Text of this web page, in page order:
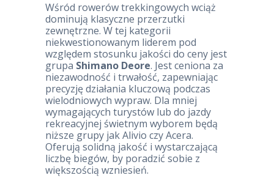
Wśród rowerów trekkingowych wciąż
dominują klasyczne przerzutki
zewnętrzne. W tej kategorii
niekwestionowanym liderem pod
względem stosunku jakości do ceny jest
grupa Shimano Deore. Jest ceniona za
niezawodność i trwałość, zapewniając
precyzję działania kluczową podczas
wielodniowych wypraw. Dla mniej
wymagających turystów lub do jazdy
rekreacyjnej świetnym wyborem będą
niższe grupy jak Alivio czy Acera.
Oferują solidną jakość i wystarczającą
liczbę biegów, by poradzić sobie z
większością wzniesień.